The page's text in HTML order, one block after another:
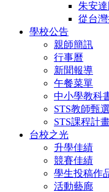
朱安
從台
學校公告
親師簡訊
行事曆
新聞報導
午餐菜單
中小學教科
STS教師甄選
STS課程計
台校之光
升學佳績
競賽佳績
學生投稿作
活動藝廊